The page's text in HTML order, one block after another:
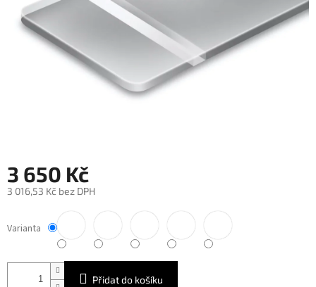
3 650 Kč
3 016,53 Kč bez DPH
cena:
Varianta
Přidat do košíku